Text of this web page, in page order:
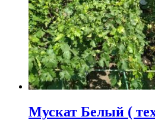
Мускат Белый (